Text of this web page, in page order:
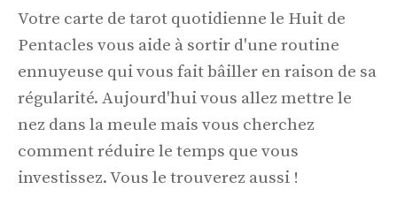
Votre carte de tarot quotidienne le Huit de
Pentacles vous aide à sortir d'une routine
ennuyeuse qui vous fait bâiller en raison de sa
régularité. Aujourd'hui vous allez mettre le
nez dans la meule mais vous cherchez
comment réduire le temps que vous
investissez. Vous le trouverez aussi !